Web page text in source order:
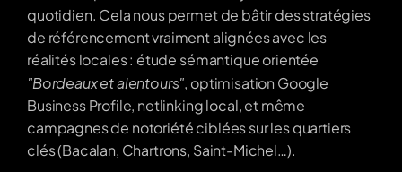
quotidien. Cela nous permet de bâtir des stratégies
de référencement vraiment alignées avec les
"Bordeaux et alentours", optimisation Google
Business Profile, netlinking local, et même
campagnes de notoriété ciblées sur les quartiers
clés (Bacalan, Chartrons, Saint-Michel…).